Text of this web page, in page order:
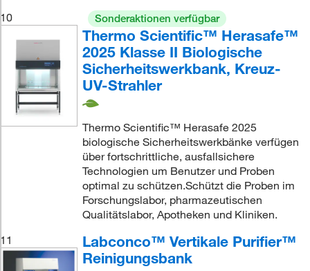
10
Sonderaktionen verfügbar
Thermo Scientific™ Herasafe™
2025 Klasse II Biologische
Sicherheitswerkbank, Kreuz-
UV-Strahler
Thermo Scientific™ Herasafe 2025
biologische Sicherheitswerkbänke verfügen
über fortschrittliche, ausfallsichere
Technologien um Benutzer und Proben
optimal zu schützen.Schützt die Proben im
Forschungslabor, pharmazeutischen
Qualitätslabor, Apotheken und Kliniken.
11
Labconco™ Vertikale Purifier™
Reinigungsbank